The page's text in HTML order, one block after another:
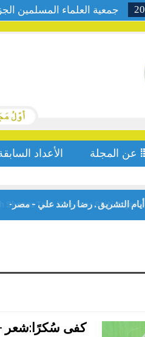
جمعية العلماء المسلمين
عن المجلة الأعداد
أيام التشريق . رضا راشد علي – مصر-
Shapes True Men.Anes Stiti-Algeria-
كفى سُكرًا:شعر –